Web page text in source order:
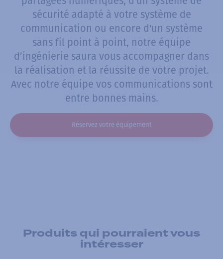
sécurité adapté à votre système de
communication ou encore d'un système
sans fil point à point, notre équipe
d’ingénierie saura vous accompagner dans
la réalisation et la réussite de votre projet.
Avec notre équipe vos communications sont
entre bonnes mains.
Réservez votre équipement
Produits qui pourraient vous
intéresser